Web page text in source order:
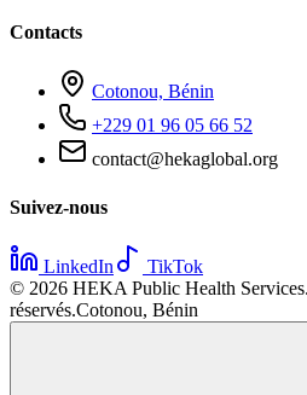
Contacts
Cotonou, Bénin
+229 01 96 05 66 52
contact@hekaglobal.org
Suivez-nous
LinkedIn
TikTok
© 2026 HEKA Public Health
réservés.Cotonou, Bénin